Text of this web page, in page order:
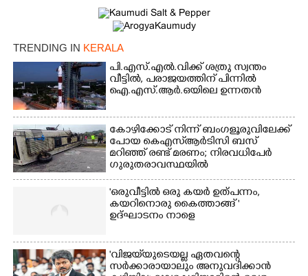
TRENDING IN KERALA
പി.എസ്.എൽ.വിക്ക് ശത്രു സ്വന്തം
വീട്ടിൽ,​ പരാജയത്തിന് പിന്നിൽ
ഐ.എസ്.ആർ.ഒയിലെ ഉന്നതൻ
കോഴിക്കോട് നിന്ന് ബംഗളൂരുവിലേക്ക്
പോയ കെഎസ്‌ആർടിസി ബസ്
മറിഞ്ഞ് രണ്ട് മരണം; നിരവധിപേർ
ഗുരുതരാവസ്ഥയിൽ
'ഒരുവീട്ടിൽ ഒരു കയർ ഉത്പന്നം,
കയറിനൊരു കൈത്താങ്ങ് '
ഉദ്ഘാടനം നാളെ
'വിജയ്‌യുടെയല്ല ഏതവന്റെ
സർക്കാരായാലും അനുവദിക്കാൻ